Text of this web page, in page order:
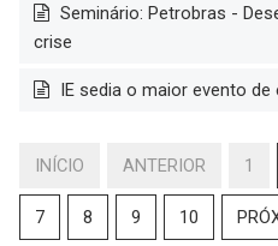
Seminário: Petrobras -
crise
IE sedia o maior evento
INÍCIO ANTERIOR 1
7 8 9 10